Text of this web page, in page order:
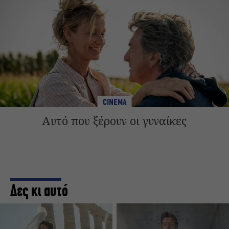
CINEMA
Αυτό που ξέρουν οι γυναίκες
Δες κι αυτό